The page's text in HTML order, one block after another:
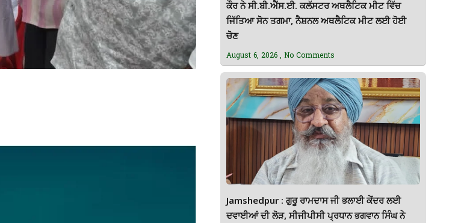
ਕੌਰ ਨੇ ਸੀ.ਬੀ.ਐੱਸ.ਈ. ਕਲੱਸਟਰ ਅਥਲੈਟਿਕ ਮੀਟ ਵਿੱਚ
ਜਿੱਤਿਆ ਸੋਨ ਤਗਮਾ, ਨੈਸ਼ਨਲ ਅਥਲੈਟਿਕ ਮੀਟ ਲਈ ਹੋਈ
ਚੋਣ
August 6, 2026 No Comments
Jamshedpur : ਗੁਰੂ ਰਾਮਦਾਸ ਜੀ ਭਲਾਈ ਕੇਂਦਰ ਲਈ
ਦਵਾਈਆਂ ਦੀ ਲੋੜ, ਸੀਜੀਪੀਸੀ ਪ੍ਰਧਾਨ ਭਗਵਾਨ ਸਿੰਘ ਨੇ